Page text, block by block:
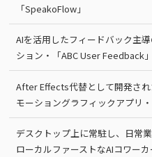
「SpeakoFlow」
AIを活用したフィードバック主
ション・「ABC User Feedback」
After Effects代替として開発さ
モーショングラフィックアプリ
デスクトップ上に常駐し、日常
ローカルファーストなAIコワー